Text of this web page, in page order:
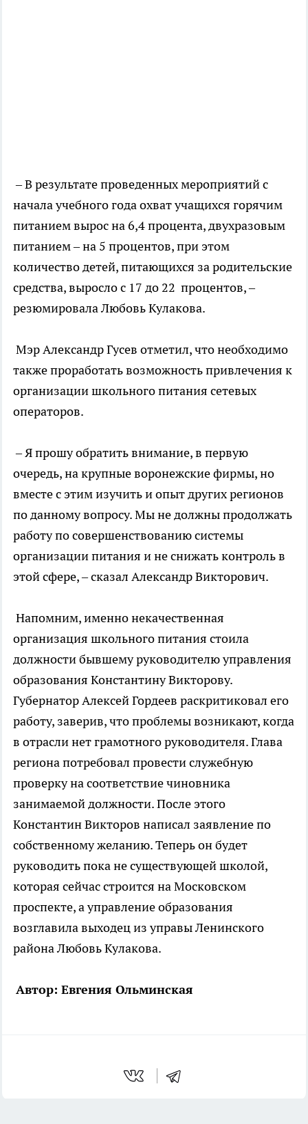
– В результате проведенных мероприятий с
начала учебного года охват учащихся горячим
питанием вырос на 6,4 процента, двухразовым
питанием – на 5 процентов, при этом
количество детей, питающихся за родительские
средства, выросло с 17 до 22 процентов, –
резюмировала Любовь Кулакова.
Мэр Александр Гусев отметил, что необходимо
также проработать возможность привлечения к
организации школьного питания сетевых
операторов.
– Я прошу обратить внимание, в первую
очередь, на крупные воронежские фирмы, но
вместе с этим изучить и опыт других регионов
по данному вопросу. Мы не должны продолжать
работу по совершенствованию системы
организации питания и не снижать контроль в
этой сфере, – сказал Александр Викторович.
Напомним, именно некачественная
организация школьного питания стоила
должности бывшему руководителю управления
образования Константину Викторову.
Губернатор Алексей Гордеев раскритиковал его
работу, заверив, что проблемы возникают, когда
в отрасли нет грамотного руководителя. Глава
региона потребовал провести служебную
проверку на соответствие чиновника
занимаемой должности. После этого
Константин Викторов написал заявление по
собственному желанию. Теперь он будет
руководить пока не существующей школой,
которая сейчас строится на Московском
проспекте, а управление образования
возглавила выходец из управы Ленинского
района Любовь Кулакова.
Автор: Евгения Ольминская